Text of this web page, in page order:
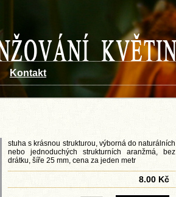
Kontakt
stuha s krásnou strukturou, výborná do naturálních
nebo jednoduchých strukturních aranžmá, bez
drátku, šíře 25 mm, cena za jeden metr
8.00 Kč